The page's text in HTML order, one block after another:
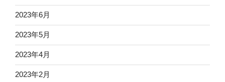
2023年6月
2023年5月
2023年4月
2023年2月